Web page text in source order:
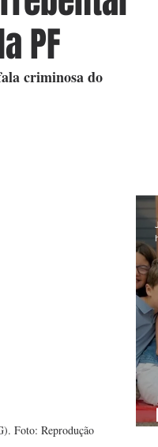
PF
criminosa do
Foto: Reprodução